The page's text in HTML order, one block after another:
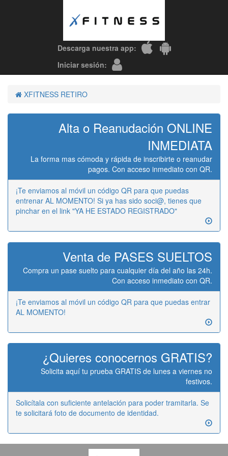
Descarga nuestra app:
Iniciar sesión:
XFITNESS RETIRO
Alta o Reanudación ONLINE
INMEDIATA
La forma mas cómoda y rápida de inscribirte o reanudar
pagos. Con acceso inmediato con QR.
¡Te enviamos al móvil un código QR para que puedas
entrenar AL MOMENTO! Si ya has sido soci@, tienes que
pinchar en el link "YA HE ESTADO REGISTRADO"
Venta de PASES SUELTOS
Compra un pase suelto para cualquier día del año las 24h.
Con acceso inmediato con QR.
¡Te enviamos al móvil un código QR para que puedas entrar
AL MOMENTO!
¿Quieres conocernos GRATIS?
Solicita aquí tu prueba GRATIS de lunes a viernes no
festivos.
Solicítala con suficiente antelación para poder tramitarla. Se
te solicitará foto de documento de identidad.